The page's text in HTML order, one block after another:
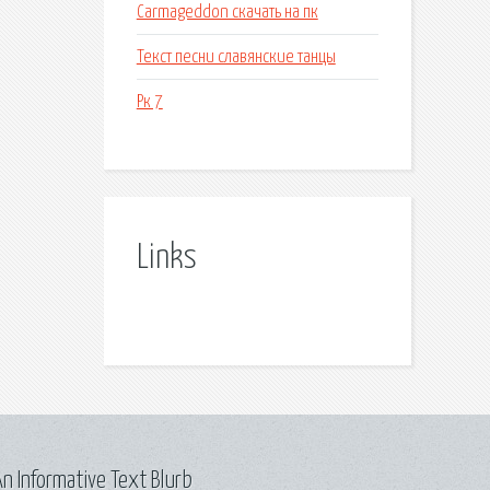
Carmageddon скачать на пк
Текст песни славянские танцы
Рк 7
Links
Informative Text Blurb